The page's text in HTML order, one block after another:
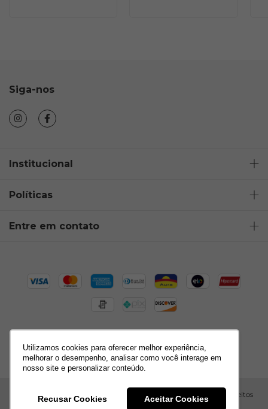
Utilizamos cookies para oferecer melhor experiência,
melhorar o desempenho, analisar como você interage em
nosso site e personalizar conteúdo.
Recusar Cookies Aceitar Cookies
Siga-nos
Institucional
Políticas
Entre em contato
Copyright Alice Penteado - 10635382000183 - 2026. Todos os direitos
reservados.